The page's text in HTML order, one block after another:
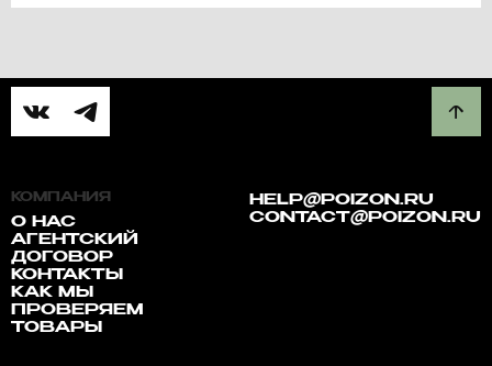
КОМПАНИЯ
О НАС
АГЕНТСКИЙ
ДОГОВОР
КОНТАКТЫ
КАК МЫ
ПРОВЕРЯЕМ
ТОВАРЫ
HELP@POIZON.RU
CONTACT@POIZON.RU